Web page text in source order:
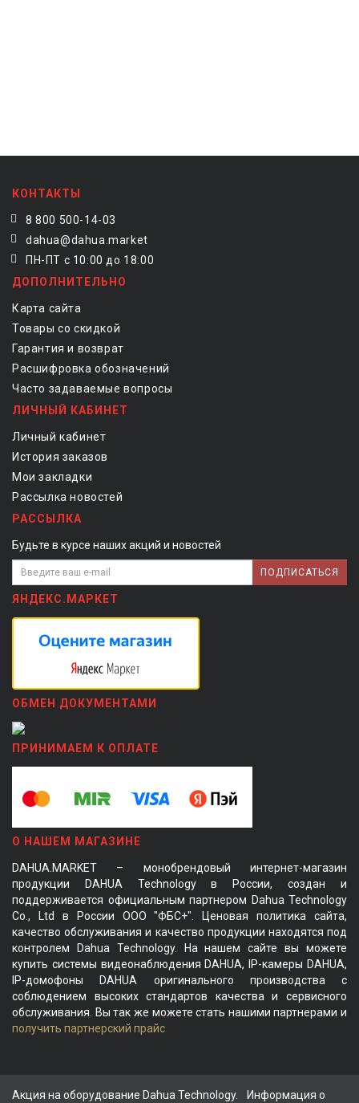
КОНТАКТЫ
8 800 500-14-03
dahua@dahua.market
ПН-ПТ с 10:00 до 18:00
ДОПОЛНИТЕЛЬНО
Карта сайта
Товары со скидкой
Гарантия и возврат
Расшифровка обозначений
Часто задаваемые вопросы
ЛИЧНЫЙ КАБИНЕТ
Личный кабинет
История заказов
Мои закладки
Рассылка новостей
РАССЫЛКА
Будьте в курсе наших акций и новостей
ПОДПИСАТЬСЯ
ЯНДЕКС.МАРКЕТ
ОБМЕН ДОКУМЕНТАМИ
ПРИНИМАЕМ К ОПЛАТЕ
О НАШЕМ МАГАЗИНЕ
DAHUA.MARKET – монобрендовый интернет-магазин
продукции DAHUA Technology в России, создан и
поддерживается официальным партнером Dahua Technology
Co., Ltd в России ООО "ФБС+". Ценовая политика сайта,
качество обслуживания и качество продукции находятся под
контролем Dahua Technology. На нашем сайте вы можете
купить системы видеонаблюдения DAHUA, IP-камеры DAHUA,
IP-домофоны DAHUA оригинального производства с
соблюдением высоких стандартов качества и сервисного
обслуживания. Вы так же можете стать нашими партнерами и
получить партнерский прайс
Акция на оборудование Dahua Technology. Информация о